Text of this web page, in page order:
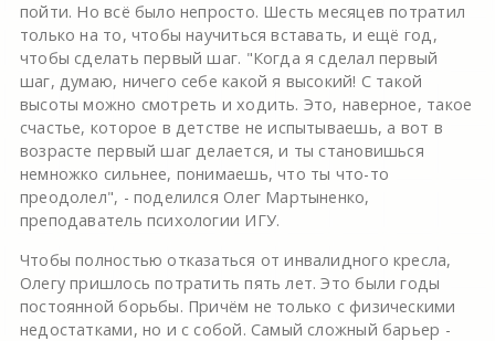
пойти. Но всё было непросто. Шесть месяцев потратил
только на то, чтобы научиться вставать, и ещё год,
чтобы сделать первый шаг. "Когда я сделал первый
шаг, думаю, ничего себе какой я высокий! С такой
высоты можно смотреть и ходить. Это, наверное, такое
счастье, которое в детстве не испытываешь, а вот в
возрасте первый шаг делается, и ты становишься
немножко сильнее, понимаешь, что ты что-то
преодолел", - поделился Олег Мартыненко,
преподаватель психологии ИГУ.
Чтобы полностью отказаться от инвалидного кресла,
Олегу пришлось потратить пять лет. Это были годы
постоянной борьбы. Причём не только с физическими
недостатками, но и с собой. Самый сложный барьер -